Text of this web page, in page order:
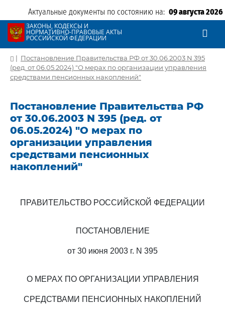
Актуальные документы по состоянию на: 09 августа 2026
ЗАКОНЫ, КОДЕКСЫ И
НОРМАТИВНО-ПРАВОВЫЕ АКТЫ
РОССИЙСКОЙ ФЕДЕРАЦИИ
| Постановление Правительства РФ от 30.06.2003 N 395
(ред. от 06.05.2024) "О мерах по организации управления
средствами пенсионных накоплений"
Постановление Правительства РФ
от 30.06.2003 N 395 (ред. от
06.05.2024) "О мерах по
организации управления
средствами пенсионных
накоплений"
ПРАВИТЕЛЬСТВО РОССИЙСКОЙ ФЕДЕРАЦИИ
ПОСТАНОВЛЕНИЕ
от 30 июня 2003 г. N 395
О МЕРАХ ПО ОРГАНИЗАЦИИ УПРАВЛЕНИЯ
СРЕДСТВАМИ ПЕНСИОННЫХ НАКОПЛЕНИЙ